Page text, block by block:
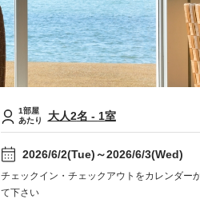
1部屋
あたり
大人2名 - 1室
2026/6/2(Tue)～2026/6/3(Wed)
チェックイン・チェックアウトをカレンダー
て下さい